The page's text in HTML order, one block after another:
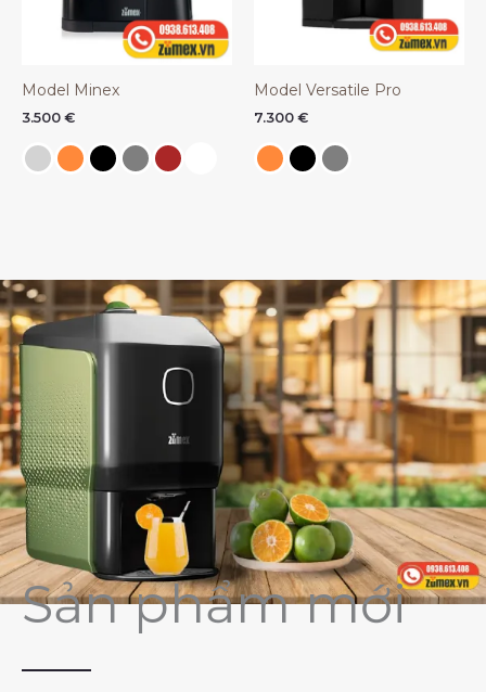
Model Minex
3.500 €
Model Versatile Pro
7.300 €
Sản phẩm mới